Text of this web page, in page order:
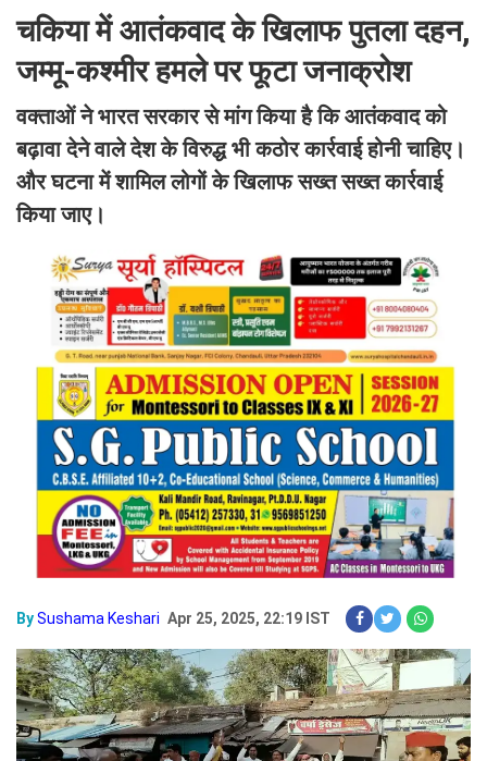
चकिया में आतंकवाद के खिलाफ पुतला दहन,
जम्मू-कश्मीर हमले पर फूटा जनाक्रोश
वक्ताओं ने भारत सरकार से मांग किया है कि आतंकवाद को
बढ़ावा देने वाले देश के विरुद्ध भी कठोर कार्रवाई होनी चाहिए।
और घटना में शामिल लोगों के खिलाफ सख्त सख्त कार्रवाई
किया जाए।
BySushama Keshari Apr 25, 2025, 22:19 IST